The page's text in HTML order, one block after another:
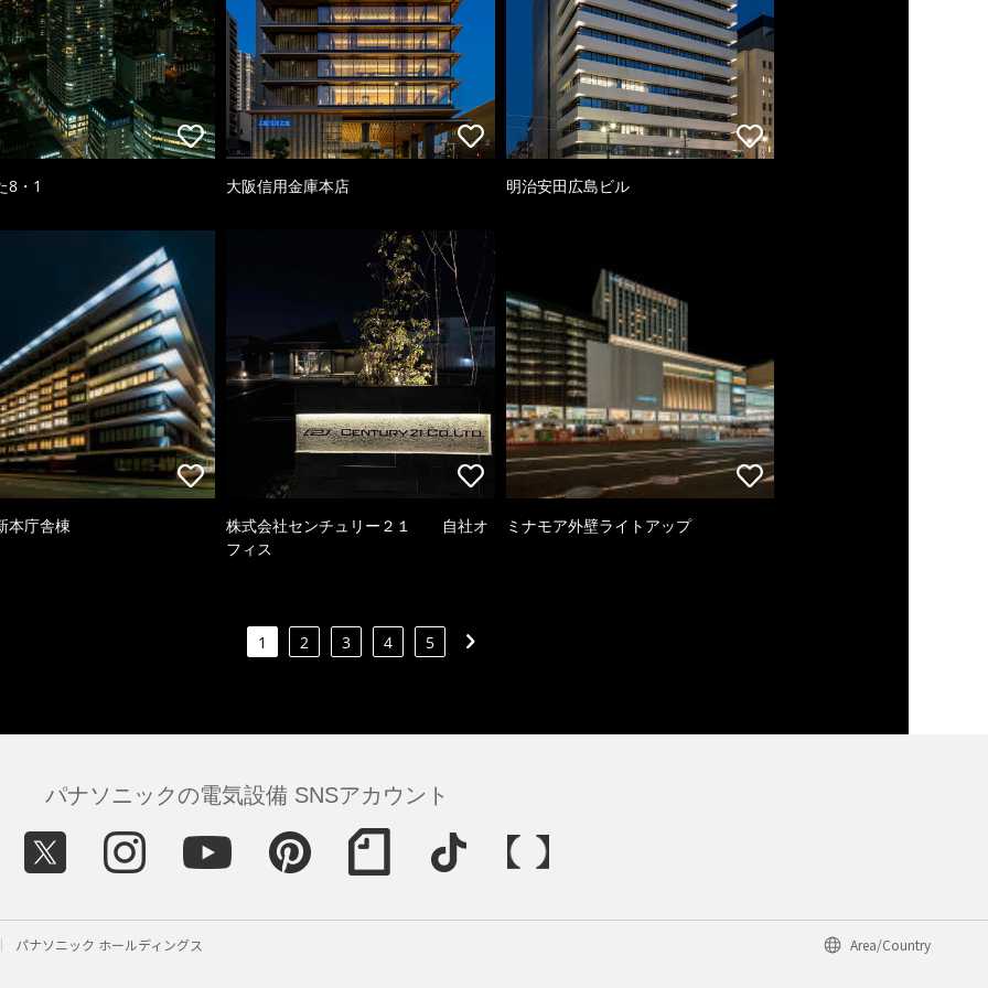
8・1 大阪信用金庫本店 明治安田広島ビル
本庁舎棟
株式会社センチュリー２１ 自社オ
フィス
ミナモア外壁ライトアップ
1 2 3 4 5
パナソニックの電気設備 SNSアカウント
パナソニック ホールディングス Area/Country